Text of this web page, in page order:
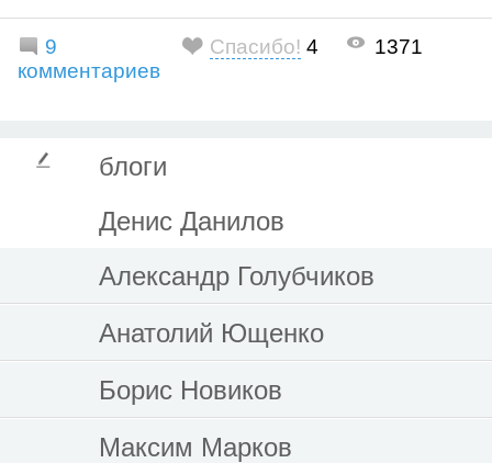
9
комментариев
Спасибо! 4 1371
блоги
Денис Данилов
Александр Голубчиков
Анатолий Ющенко
Борис Новиков
Максим Марков